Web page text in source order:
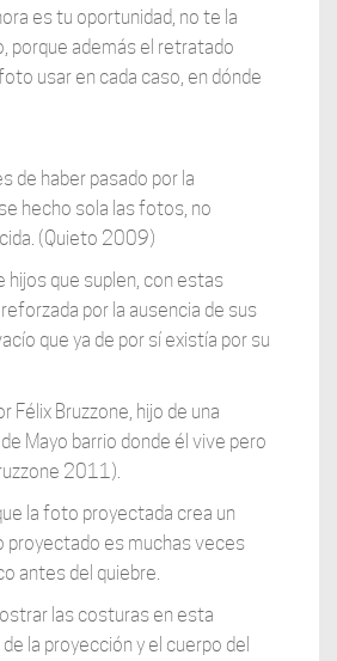
es tu oportunidad, no te la
porque además el retratado
usar en cada caso, en dónde
de haber pasado por la
hecho sola las fotos, no
(Quieto 2009)
que suplen, con estas
por la ausencia de sus
que ya de por sí existía por su
Bruzzone, hijo de una
Mayo barrio donde él vive pero
2011).
la foto proyectada crea un
proyectado es muchas veces
antes del quiebre.
las costuras en esta
la proyección y el cuerpo del